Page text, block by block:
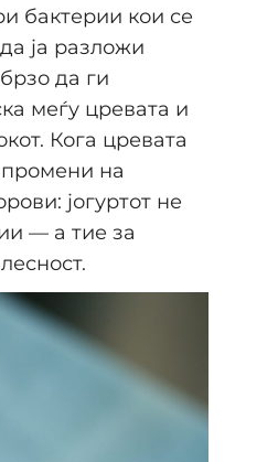
бактерии кои се
ја разложи
да ги
меѓу цревата и
Кога цревата
на
јогуртот не
— а тие за